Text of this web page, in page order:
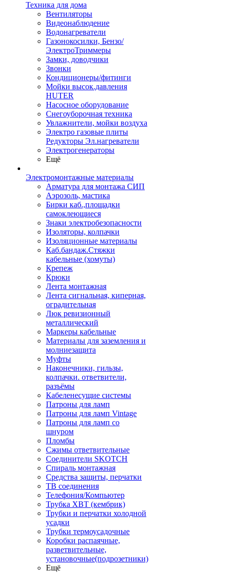
Техника для дома
Вентиляторы
Видеонаблюдение
Водонагреватели
Газонокосилки, Бензо/
ЭлектроТриммеры
Замки, доводчики
Звонки
Кондиционеры/фитинги
Мойки высок.давления
HUTER
Насосное оборудование
Снегоуборочная техника
Увлажнители, мойки воздуха
Электро газовые плиты
Редукторы Эл.нагреватели
Электрогенераторы
Ещё
Электромонтажные материалы
Арматура для монтажа СИП
Аэрозоль, мастика
Бирки каб.,площадки
самоклеющиеся
Знаки электробезопасности
Изоляторы, колпачки
Изоляционные материалы
Каб.бандаж.Стяжки
кабельные (хомуты)
Крепеж
Крюки
Лента монтажная
Лента сигнальная, киперная,
оградительная
Люк ревизионный
металлический
Маркеры кабельные
Материалы для заземления и
молниезащита
Муфты
Наконечники, гильзы,
колпачки. ответвители,
разъёмы
Кабеленесущие системы
Патроны для ламп
Патроны для ламп Vintage
Патроны для ламп со
шнуром
Пломбы
Сжимы ответвительные
Соединители SKOTCH
Спираль монтажная
Средства защиты, перчатки
ТВ соединения
Телефония/Компьютер
Трубка ХВТ (кембрик)
Трубки и перчатки холодной
усадки
Трубки термоусадочные
Коробки распаячные,
разветвительные,
установочные(подрозетники)
Ещё